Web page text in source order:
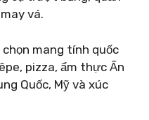
vá.
mang tính quốc
pizza, ẩm thực Ấn
Quốc, Mỹ và xúc